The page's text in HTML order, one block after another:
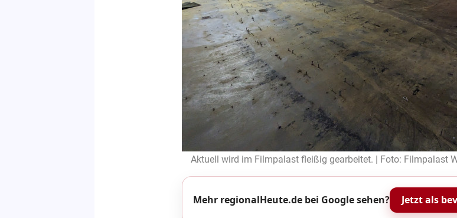
Aktuell wird im Filmpalast fleißig gearbeitet. | Foto: Filmpalast
Mehr regionalHeute.de bei Google sehen? Jetzt als